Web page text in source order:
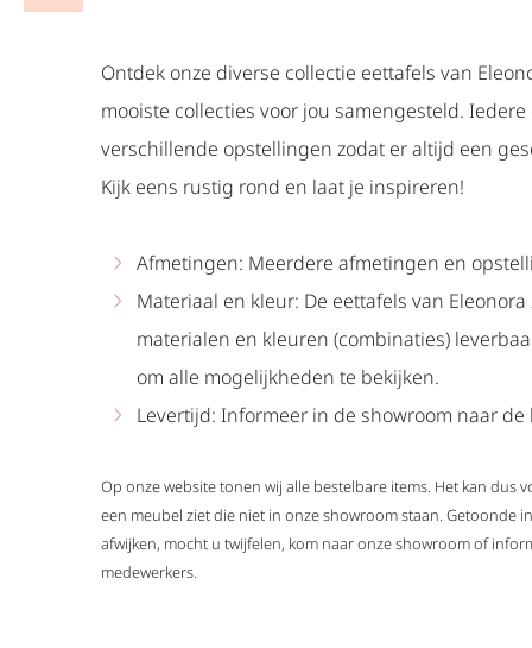
Ontdek onze diverse collectie eettafels van
mooiste collecties voor jou samengesteld.
verschillende opstellingen zodat er altijd een
Kijk eens rustig rond en laat je inspireren!
Afmetingen: Meerdere afmetingen en
Materiaal en kleur: De eettafels van
materialen en kleuren (combinaties)
om alle mogelijkheden te bekijken.
Levertijd: Informeer in de showroom naar
Op onze website tonen wij alle bestelbare items. Het kan dus
een meubel ziet die niet in onze showroom staan. Getoonde
afwijken, mocht u twijfelen, kom naar onze showroom of
medewerkers.